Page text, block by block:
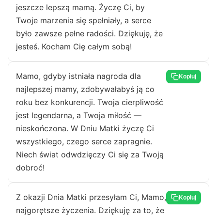
jeszcze lepszą mamą. Życzę Ci, by
Twoje marzenia się spełniały, a serce
było zawsze pełne radości. Dziękuję, że
jesteś. Kocham Cię całym sobą!
Mamo, gdyby istniała nagroda dla
najlepszej mamy, zdobywałabyś ją co
roku bez konkurencji. Twoja cierpliwość
jest legendarna, a Twoja miłość —
nieskończona. W Dniu Matki życzę Ci
wszystkiego, czego serce zapragnie.
Niech świat odwdzięczy Ci się za Twoją
dobroć!
Kopiuj
Z okazji Dnia Matki przesyłam Ci, Mamo,
najgorętsze życzenia. Dziękuję za to, że
Kopiuj